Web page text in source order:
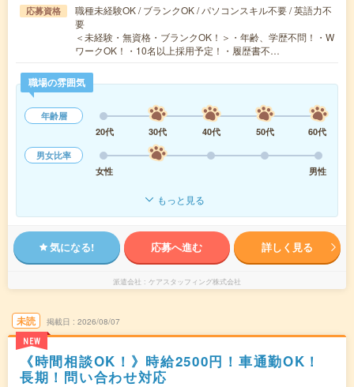
応募資格
職種未経験OK / ブランクOK / パソコンスキル不要 / 英語力不
要
＜未経験・無資格・ブランクOK！＞・年齢、学歴不問！・W
ワークOK！・10名以上採用予定！・履歴書不…
職場の雰囲気
年齢層
20代
30代 40代 50代
60代
男女比率
女性
男性
もっと見る
気になる! 応募へ進む 詳しく見る
派遣会社 ケアスタッフィング株式会社
未読
NEW
掲載日 2026/08/07
《時間相談OK！》時給2500円！車通勤OK！
長期！問い合わせ対応